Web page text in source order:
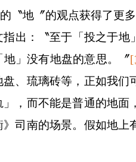
〝地〞的观点获得了更多
出：〝至于「投之于地
」没有地盘的意思。〞
、琉璃砖等，正如我
，而不能是普通的地
司南的场景。假如地